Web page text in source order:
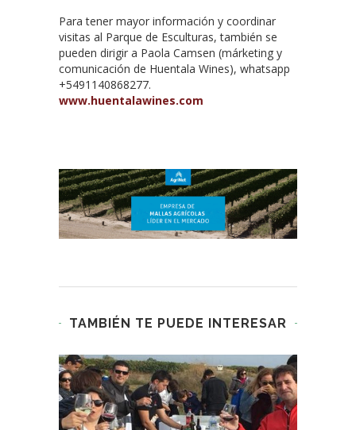
Para tener mayor información y coordinar
visitas al Parque de Esculturas, también se
pueden dirigir a Paola Camsen (márketing y
comunicación de Huentala Wines), whatsapp
+5491140868277.
www.huentalawines.com
TAMBIÉN TE PUEDE INTERESAR